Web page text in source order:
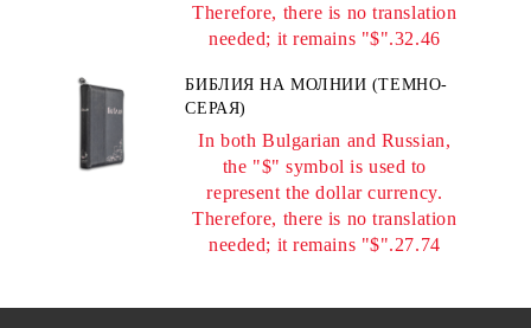
Therefore, there is no translation
needed; it remains "$".32.46
БИБЛИЯ НА МОЛНИИ (ТЕМНО-
СЕРАЯ)
In both Bulgarian and Russian,
the "$" symbol is used to
represent the dollar currency.
Therefore, there is no translation
needed; it remains "$".27.74